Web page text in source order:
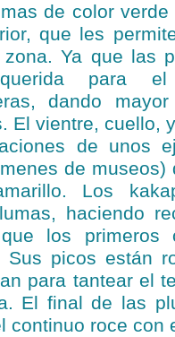
de color
que les
Ya que las
para
dando
El vientre, cuello,
de unos
de
Los
haciendo
los primeros
Sus picos están
para tantear el
El final de las
continuo roce con